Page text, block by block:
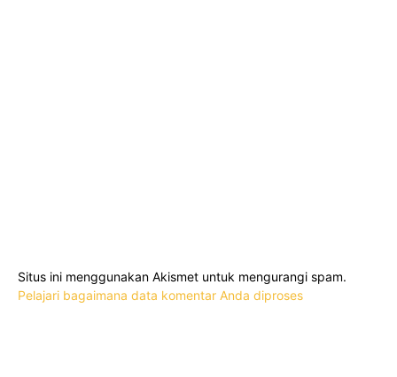
Situs ini menggunakan Akismet untuk mengurangi spam.
Pelajari bagaimana data komentar Anda diproses